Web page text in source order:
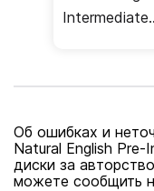
Intermediate
учителя
Об ошибках и
Natural English
диски за
можете сообщить